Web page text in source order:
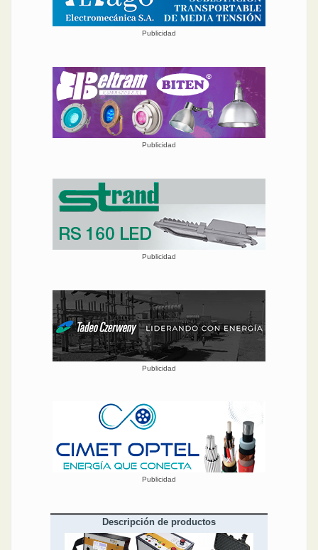
Publicidad
Publicidad
Publicidad
Publicidad
Publicidad
Descripción de productos